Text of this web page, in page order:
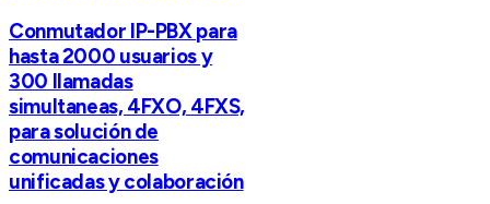
Conmutador IP-PBX para
hasta 2000 usuarios y
300 llamadas
simultaneas, 4FXO, 4FXS,
para solución de
comunicaciones
unificadas y colaboración